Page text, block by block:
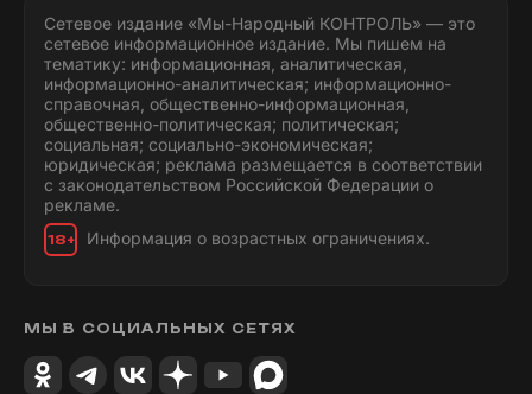
Сетевое издание «Мы-Народный КОНТРОЛЬ» — это
сетевое информационное издание. Мы пишем на
тематику: информационная, аналитическая,
информационно-аналитическая; информационно-
справочная, общественно-информационная,
общественно-политическая; политическая;
социальная; социально-экономическая;
юридическая; реклама размещается в соответствии
с законодательством Российской Федерации о
рекламе.
18+ Информация о возрастных ограничениях.
МЫ В СОЦИАЛЬНЫХ СЕТЯХ